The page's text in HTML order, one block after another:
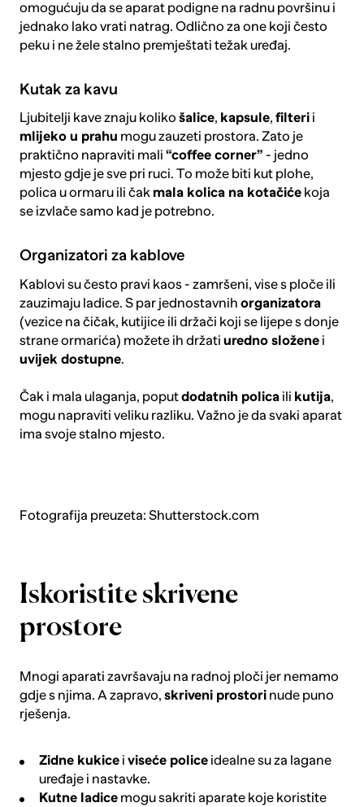
omogućuju da se aparat podigne na radnu površinu i
jednako lako vrati natrag. Odlično za one koji često
peku i ne žele stalno premještati težak uređaj.
Kutak za kavu
Ljubitelji kave znaju koliko šalice, kapsule, filterii
mlijeko u prahu mogu zauzeti prostora. Zato je
praktično napraviti mali “coffee corner” - jedno
mjesto gdje je sve pri ruci. To može biti kut plohe,
polica u ormaru ili čak mala kolica na kotačićekoja
se izvlače samo kad je potrebno.
Organizatori za kablove
Kablovi su često pravi kaos - zamršeni, vise s ploče ili
zauzimaju ladice. S par jednostavnih organizatora
(vezice na čičak, kutijice ili držači koji se lijepe s donje
strane ormarića) možete ih držati uredno složenei
uvijek dostupne.
Čak i mala ulaganja, poputdodatnih policaili kutija,
mogu napraviti veliku razliku. Važno je da svaki aparat
ima svoje stalno mjesto.
Fotografija preuzeta: Shutterstock.com
Iskoristite skrivene
prostore
Mnogi aparati završavaju na radnoj ploči jer nemamo
gdje s njima. A zapravo, skriveni prostorinude puno
rješenja.
Zidne kukicei viseće policeidealne su za lagane
uređaje i nastavke.
Kutne ladicemogu sakriti aparate koje koristite